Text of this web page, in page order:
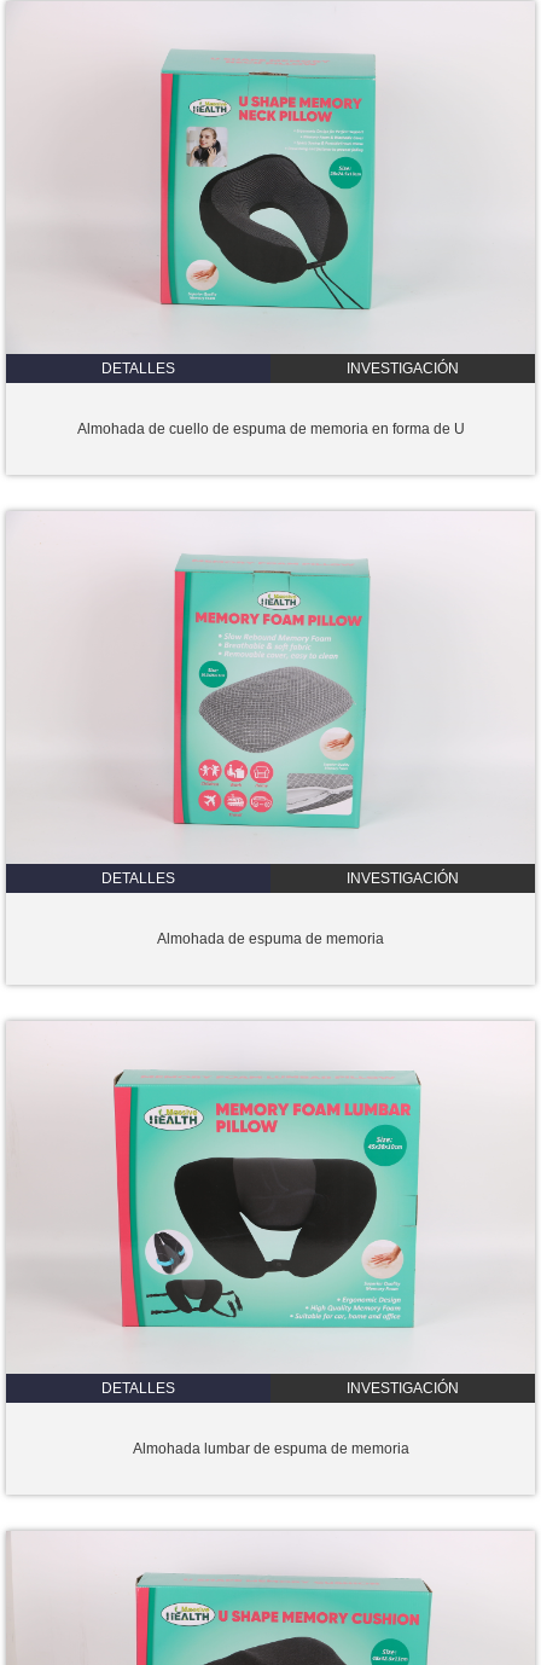
DETALLES INVESTIGACIÓN
Almohada de cuello de espuma de memoria en forma de U
DETALLES INVESTIGACIÓN
Almohada de espuma de memoria
DETALLES INVESTIGACIÓN
Almohada lumbar de espuma de memoria